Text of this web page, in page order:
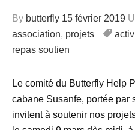
By butterfly 15 février 2019
association, projets
repas soutien
Le comité du Butterfly Help
cabane Susanfe, portée par
invitent à soutenir nos